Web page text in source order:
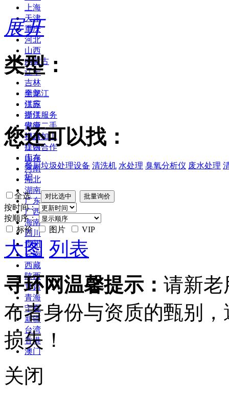
上海
天津
重庆
河北
山西
内蒙古
辽宁
吉林
黑龙江
江苏
浙江
安徽
福建
江西
山东
河南
湖北
湖南
广东
广西
海南
四川
贵州
云南
西藏
陕西
甘肃
青海
宁夏
新疆
台湾
香港
澳门
展开
类型：
全部
供应
提供服务
供应二手
提供加工
提供合作
库存
您还可以找：
餐厨垃圾处理设备 清洗机 水处理 臭氧分析仪 废水处理
炉
全选
按时间：
按顺序：
标价
图片 VIP
大图 列表
寻环网温馨提示： 请新老
布者身份与资质的甄别
损失！
关闭